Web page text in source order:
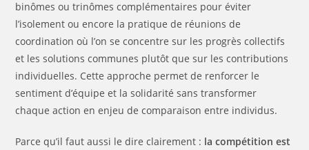
binômes ou trinômes complémentaires pour éviter
l’isolement ou encore la pratique de réunions de
coordination où l’on se concentre sur les progrès collectifs
et les solutions communes plutôt que sur les contributions
individuelles. Cette approche permet de renforcer le
sentiment d’équipe et la solidarité sans transformer
chaque action en enjeu de comparaison entre individus.
Parce qu’il faut aussi le dire clairement : la compétition est